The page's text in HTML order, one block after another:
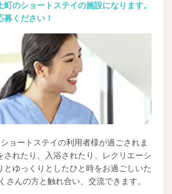
のショートステイの施設になります。
募ください！
ョートステイの利用者様が過ごされま
されたり、入浴されたり、レクリエーシ
とゆっくりとしたひと時をお過ごしいた
さんの方と触れ合い、交流できます。